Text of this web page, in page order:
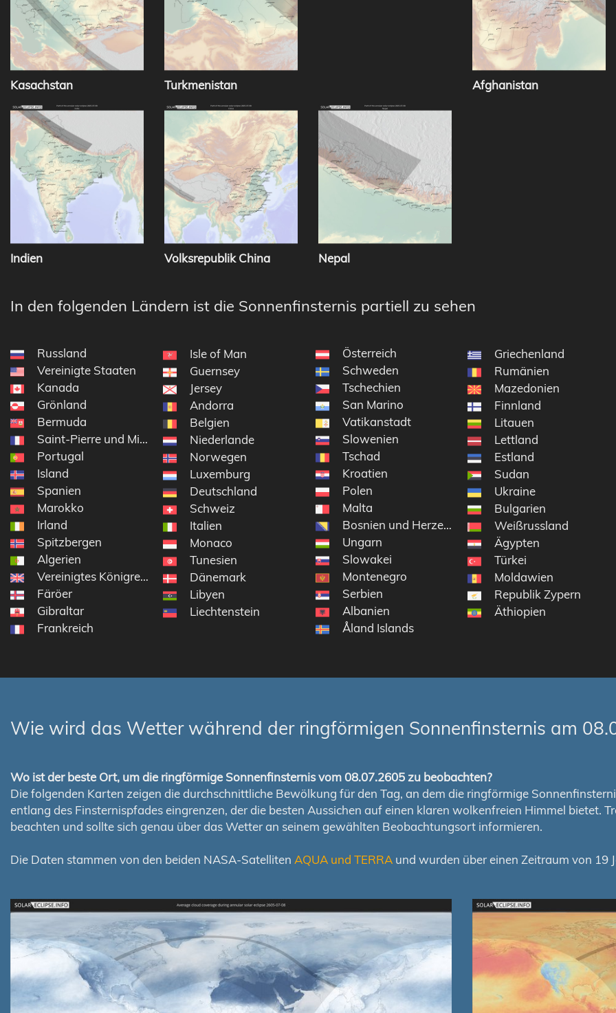
Kasachstan Turkmenistan Afghanistan
Indien Volksrepublik China Nepal
In den folgenden Ländern ist die Sonnenfinsternis partiell zu sehen
Russland
Vereinigte Staaten
Kanada
Grönland
Bermuda
Saint-Pierre und Miquelon
Portugal
Island
Spanien
Marokko
Irland
Spitzbergen
Algerien
Vereinigtes Königreich
Färöer
Gibraltar
Frankreich
Isle of Man
Guernsey
Jersey
Andorra
Belgien
Niederlande
Norwegen
Luxemburg
Deutschland
Schweiz
Italien
Monaco
Tunesien
Dänemark
Libyen
Liechtenstein
Österreich
Schweden
Tschechien
San Marino
Vatikanstadt
Slowenien
Tschad
Kroatien
Polen
Malta
Bosnien und Herzegowina
Ungarn
Slowakei
Montenegro
Serbien
Albanien
Åland Islands
Griechenland
Rumänien
Mazedonien
Finnland
Litauen
Lettland
Estland
Sudan
Ukraine
Bulgarien
Weißrussland
Ägypten
Türkei
Moldawien
Republik Zypern
Äthiopien
Wie wird das Wetter während der ringförmigen Sonnenfinsternis am
Wo ist der beste Ort, um die ringförmige Sonnenfinsternis vom 08.07.2605 zu beobachten?
Die folgenden Karten zeigen die durchschnittliche Bewölkung für den Tag, an dem die ringförmige
entlang des Finsternispfades eingrenzen, der die besten Aussichen auf einen klaren wolkenfreien Himmel bietet.
beachten und sollte sich genau über das Wetter an seinem gewählten Beobachtungsort informieren.
Die Daten stammen von den beiden NASA-Satelliten AQUA und TERRA und wurden über einen Zeitraum von 19